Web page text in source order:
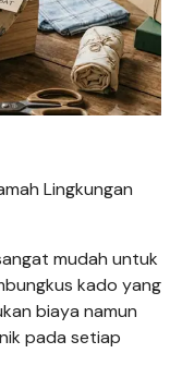
Lingkungan
mudah untuk
kado yang
biaya namun
pada setiap